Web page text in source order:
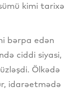
kimi tarixə
bərpa edən
ciddi siyasi,
Ölkədə
idarəetmədə